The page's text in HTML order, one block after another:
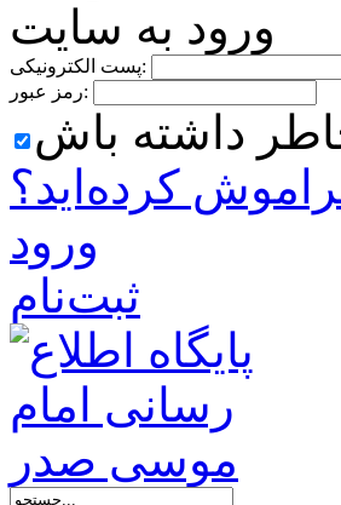
ورود به سایت
پست الکترونیکی:
رمز عبور:
داشته باش
کرده‌اید؟
ورود
ثبت‌نام